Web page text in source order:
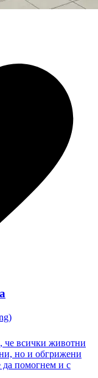
че всички животни
но и обгрижени
помогнем и с